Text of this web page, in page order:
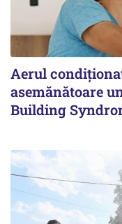
Aerul
asemănătoare
Building